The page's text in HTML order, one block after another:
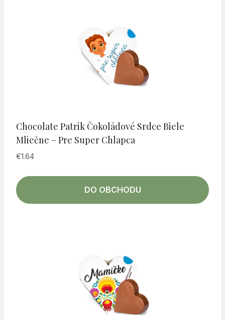
Chocolate Patrik Čokoládové Srdce Biele
Mliečne – Pre Super Chlapca
€1.64
DO OBCHODU